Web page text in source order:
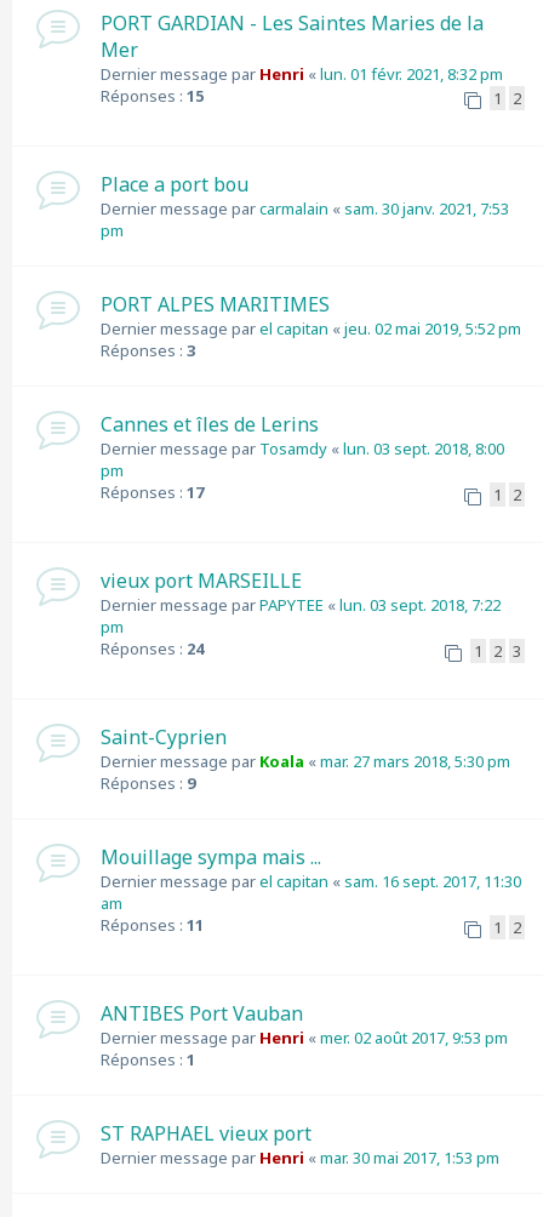
PORT GARDIAN - Les Saintes Maries de la
Mer
Dernier message par Henri «lun. 01 févr. 2021, 8:32 pm
Réponses : 15 1 2
Place a port bou
Dernier message parcarmalain «sam. 30 janv. 2021, 7:53
pm
PORT ALPES MARITIMES
Dernier message parel capitan «jeu. 02 mai 2019, 5:52 pm
Réponses : 3
Cannes et îles de Lerins
Dernier message par Tosamdy «lun. 03 sept. 2018, 8:00
pm
Réponses : 17 1 2
vieux port MARSEILLE
Dernier message parPAPYTEE «lun. 03 sept. 2018, 7:22
pm
Réponses : 24 1 2 3
Saint-Cyprien
Dernier message par Koala «mar. 27 mars 2018, 5:30 pm
Réponses : 9
Mouillage sympa mais ...
Dernier message parel capitan «sam. 16 sept. 2017, 11:30
am
Réponses : 11 1 2
ANTIBES Port Vauban
Dernier message par Henri «mer. 02 août 2017, 9:53 pm
Réponses : 1
ST RAPHAEL vieux port
Dernier message par Henri «mar. 30 mai 2017, 1:53 pm